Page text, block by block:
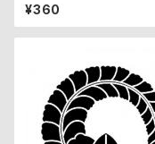
¥360